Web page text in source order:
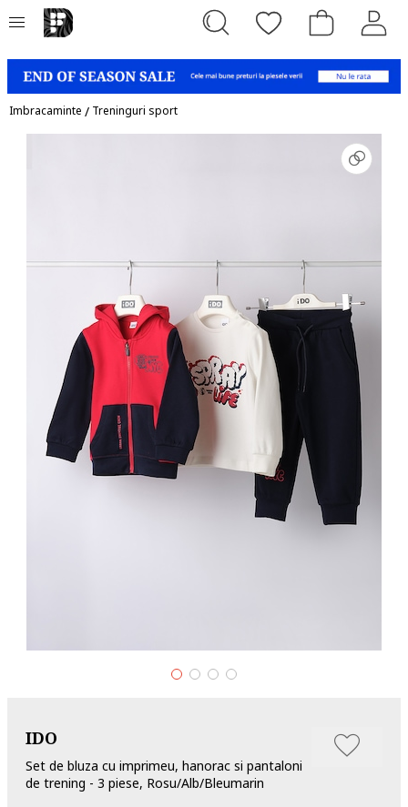
Imbracaminte / Treninguri sport
IDO
Set de bluza cu imprimeu, hanorac si pantaloni
de trening - 3 piese, Rosu/Alb/Bleumarin